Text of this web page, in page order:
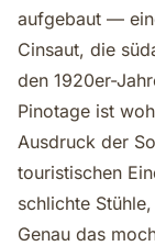
aufgebaut —
Cinsaut, die
den 1920er-
Pinotage ist
Ausdruck der
touristischen
schlichte
Genau das